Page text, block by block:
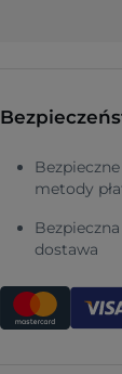
Bezpieczne
metody
Bezpieczna
dostawa